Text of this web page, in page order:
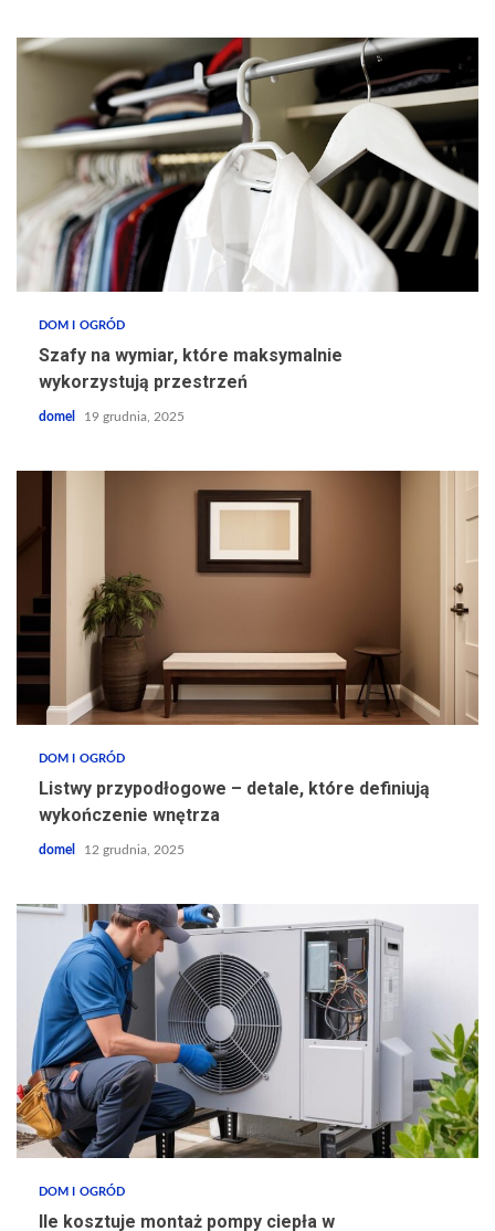
DOM I OGRÓD
Szafy na wymiar, które maksymalnie
wykorzystują przestrzeń
domel 19 grudnia, 2025
DOM I OGRÓD
Listwy przypodłogowe – detale, które definiują
wykończenie wnętrza
domel 12 grudnia, 2025
DOM I OGRÓD
Ile kosztuje montaż pompy ciepła w